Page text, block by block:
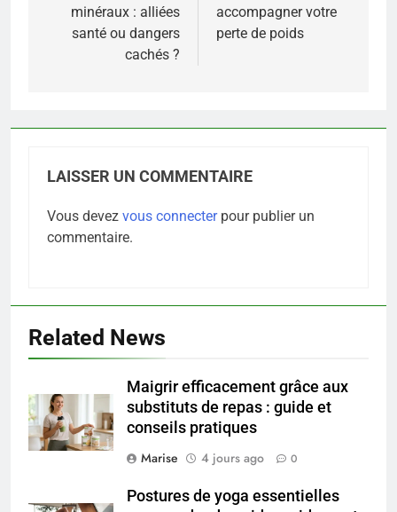
minéraux : alliées
santé ou dangers
cachés ?
accompagner votre
perte de poids
LAISSER UN COMMENTAIRE
Vous devez vous connecterpour publier un
commentaire.
Related News
Maigrir efficacement grâce aux
substituts de repas : guide et
conseils pratiques
Marise
4 jours ago 0
Postures de yoga essentielles
tout ce qu’il faut savoir sur les
saignements
SANTÉ
Les secrets révélés pour une